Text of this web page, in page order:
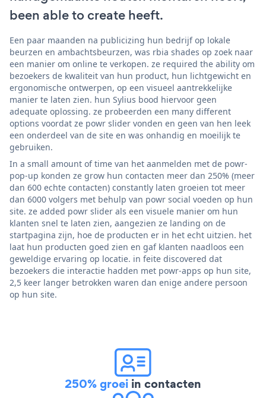
been able to create heeft.
Een paar maanden na publicizing hun bedrijf op lokale
beurzen en ambachtsbeurzen, was rbia shades op zoek naar
een manier om online te verkopen. ze required the ability om
bezoekers de kwaliteit van hun product, hun lichtgewicht en
ergonomische ontwerpen, op een visueel aantrekkelijke
manier te laten zien. hun Sylius bood hiervoor geen
adequate oplossing. ze probeerden een many different
options voordat ze powr slider vonden en geen van hen leek
een onderdeel van de site en was onhandig en moeilijk te
gebruiken.
In a small amount of time van het aanmelden met de powr-
pop-up konden ze grow hun contacten meer dan 250% (meer
dan 600 echte contacten) constantly laten groeien tot meer
dan 6000 volgers met behulp van powr social voeden op hun
site. ze added powr slider als een visuele manier om hun
klanten snel te laten zien, aangezien ze landing on de
startpagina zijn, hoe de producten er in het echt uitzien. het
laat hun producten goed zien en gaf klanten naadloos een
geweldige ervaring op locatie. in feite discovered dat
bezoekers die interactie hadden met powr-apps op hun site,
2,5 keer langer betrokken waren dan enige andere persoon
op hun site.
250% groei in contacten